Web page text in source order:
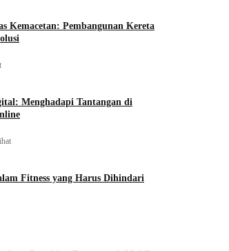
Kemacetan: Pembangunan Kereta
Menghadapi Tantangan di
Fitness yang Harus Dihindari